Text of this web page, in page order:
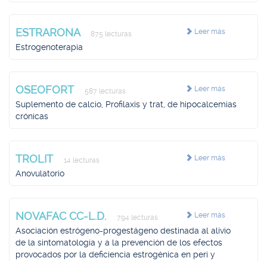
Leer más
ESTRARONA 875 lecturas
Estrogenoterapia
Leer más
OSEOFORT 587 lecturas
Suplemento de calcio, Profilaxis y trat, de hipocalcemias
crónicas
Leer más
TROLIT 14 lecturas
Anovulatorio
Leer más
NOVAFAC CC-L.D. 794 lecturas
Asociación estrógeno-progestágeno destinada al alivio
de la sintomatología y a la prevención de los efectos
provocados por la deficiencia estrogénica en peri y